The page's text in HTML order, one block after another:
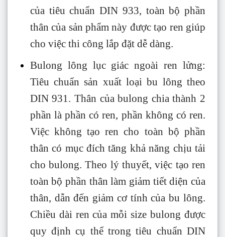
của tiêu chuẩn DIN 933, toàn bộ phần
thân của sản phẩm này được tạo ren giúp
cho việc thi công lắp đặt dễ dàng.
Bulong lông lục giác ngoài ren lửng:
Tiêu chuẩn sản xuất loại bu lông theo
DIN 931. Thân của bulong chia thành 2
phần là phần có ren, phần không có ren.
Việc không tạo ren cho toàn bộ phần
thân có mục đích tăng khả năng chịu tải
cho bulong. Theo lý thuyết, việc tạo ren
toàn bộ phần thân làm giảm tiết diện của
thân, dẫn đến giảm cơ tính của bu lông.
Chiều dài ren của mỗi size bulong được
quy định cụ thể trong tiêu chuẩn DIN